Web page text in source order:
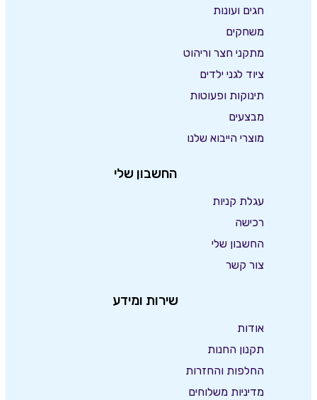
חגים ועונות
משחקים
מתקני חצר וריהוט
ציוד לגני ילדים
תינוקות ופעוטות
מבצעים
מוצרי הייבוא שלנו
החשבון שלי
עגלת קניות
רכישה
החשבון שלי
צור קשר
שירות ומידע
אודות
תקנון החנות
החלפות והחזרות
מדיניות משלוחים